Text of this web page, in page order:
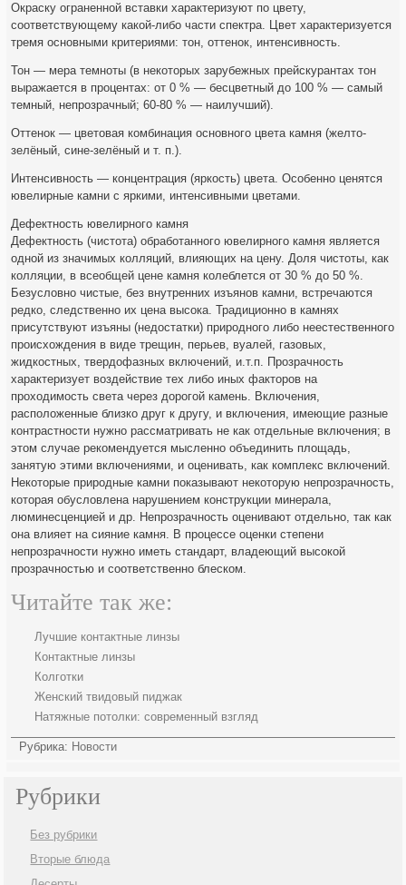
Окраску ограненной вставки характеризуют по цвету,
соответствующему какой-либо части спектра. Цвет характеризуется
тремя основными критериями: тон, оттенок, интенсивность.
Тон — мера темноты (в некоторых зарубежных прейскурантах тон
выражается в процентах: от 0 % — бесцветный до 100 % — самый
темный, непрозрачный; 60-80 % — наилучший).
Оттенок — цветовая комбинация основного цвета камня (желто-
зелёный, сине-зелёный и т. п.).
Интенсивность — концентрация (яркость) цвета. Особенно ценятся
ювелирные камни с яркими, интенсивными цветами.
Дефектность ювелирного камня
Дефектность (чистота) обработанного ювелирного камня является
одной из значимых колляций, влияющих на цену. Доля чистоты, как
колляции, в всеобщей цене камня колеблется от 30 % до 50 %.
Безусловно чистые, без внутренних изъянов камни, встречаются
редко, следственно их цена высока. Традиционно в камнях
присутствуют изъяны (недостатки) природного либо неестественного
происхождения в виде трещин, перьев, вуалей, газовых,
жидкостных, твердофазных включений, и.т.п. Прозрачность
характеризует воздействие тех либо иных факторов на
проходимость света через дорогой камень. Включения,
расположенные близко друг к другу, и включения, имеющие разные
контрастности нужно рассматривать не как отдельные включения; в
этом случае рекомендуется мысленно объединить площадь,
занятую этими включениями, и оценивать, как комплекс включений.
Некоторые природные камни показывают некоторую непрозрачность,
которая обусловлена нарушением конструкции минерала,
люминесценцией и др. Непрозрачность оценивают отдельно, так как
она влияет на сияние камня. В процессе оценки степени
непрозрачности нужно иметь стандарт, владеющий высокой
прозрачностью и соответственно блеском.
Читайте так же:
Лучшие контактные линзы
Контактные линзы
Колготки
Женский твидовый пиджак
Натяжные потолки: современный взгляд
Рубрика: Новости
Рубрики
Без рубрики
Вторые блюда